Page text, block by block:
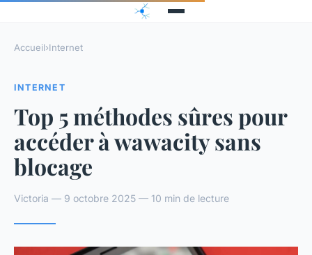
Accueil›Internet
INTERNET
Top 5 méthodes sûres pour
accéder à wawacity sans
blocage
Victoria — 9 octobre 2025 — 10 min de lecture